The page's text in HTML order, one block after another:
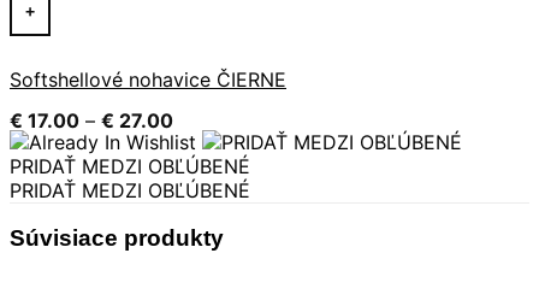
+
Softshellové nohavice ČIERNE
€ 17.00 – € 27.00Price
range:
€ 17.00
through
€ 27.00
PRIDAŤ MEDZI OBĽÚBENÉ
PRIDAŤ MEDZI OBĽÚBENÉ
Súvisiace produkty